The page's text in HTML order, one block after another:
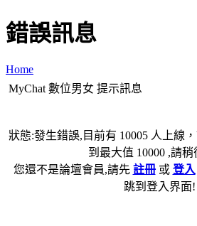
錯誤訊息
Home
MyChat 數位男女 提示訊息
狀態:發生錯誤,目前有 10005 人上線
到最大值 10000 ,請
您還不是論壇會員,請先 註冊或 登入
跳到登入界面!